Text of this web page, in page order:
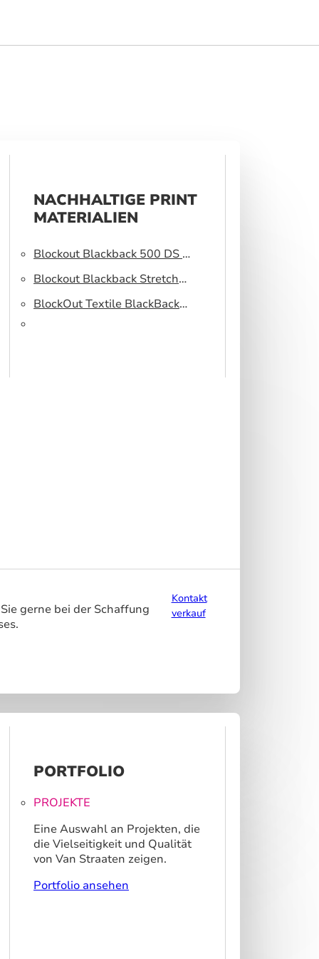
NACHHALTIGE PRINT
MATERIALIEN
Blockout Blackback 500 DS –
Light blocking fabric
Blockout Blackback Stretch
320 DS – Light blocking
BlockOut Textile BlackBack
gerne bei der Schaffung
Kontakt
verkauf
PORTFOLIO
PROJEKTE
Eine Auswahl an Projekten, die
die Vielseitigkeit und Qualität
von Van Straaten zeigen.
Portfolio ansehen